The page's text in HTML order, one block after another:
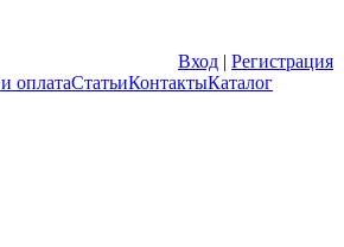
Вход | Регистрация
оплатаСтатьиКонтактыКаталог